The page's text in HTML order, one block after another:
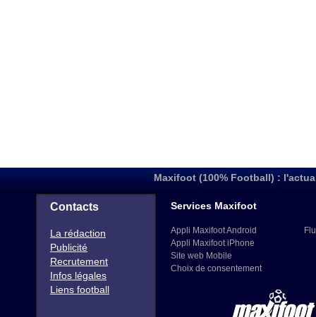
Maxifoot (100% Football) :
Contacts
La rédaction
Publicité
Recrutement
Infos légales
Liens football
Services Maxifoot
Appli Maxifoot Android
Appli Maxifoot iPhone
Site web Mobile
Choix de consentement